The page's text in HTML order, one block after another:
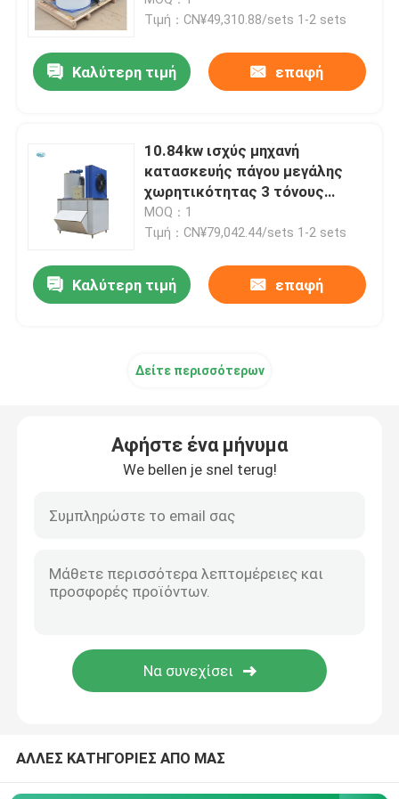
Του γλυκού νερού ψυκτική μηχανή νιφάδων
Μηχανή πάγου με νιφάδες θαλασσινού νερού
εμπορική ψυκτική μηχανή κύβων
Βιομηχανικό σπαστικό πάγου
Ξηρά ψυκτική μηχανή
υψηλής ταχύτητας
Τιμή：CN¥49,310.88/sets 1-2 sets
Καλύτερη τιμή επαφή
10.84kw ισχύς μηχανή
κατασκευής πάγου μεγάλης
χωρητικότητας 3 τόνους
αυτόματο έλεγχο
MOQ：1
Τιμή：CN¥79,042.44/sets 1-2 sets
Καλύτερη τιμή επαφή
Δείτε περισσότερων
Αφήστε ένα μήνυμα
We bellen je snel terug!
ΑΛΛΕΣ ΚΑΤΗΓΟΡΙΕΣ ΑΠΟ ΜΑΣ